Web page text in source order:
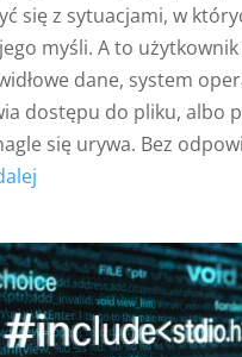
się z sytuacjami, w
myśli. A to
dane, system
dostępu do pliku, albo
się urywa. Bez